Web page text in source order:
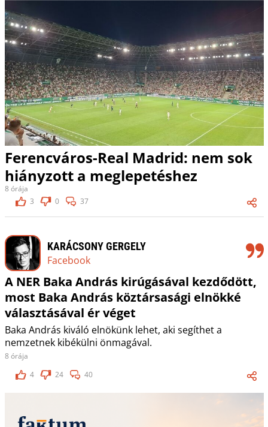
Ferencváros-Real Madrid: nem sok
hiányzott a meglepetéshez
8 órája
3
0 37
KARÁCSONY GERGELY
Facebook
A NER Baka András kirúgásával kezdődött,
most Baka András köztársasági elnökké
választásával ér véget
Baka András kiváló elnökünk lehet, aki segíthet a
nemzetnek kibékülni önmagával.
8 órája
4
24 40